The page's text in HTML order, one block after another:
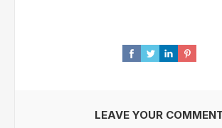
LEAVE YOUR